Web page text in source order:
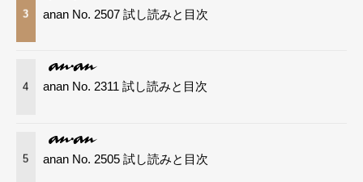
3 anan No. 2507 試し読みと目次
4 anan No. 2311 試し読みと目次
5 anan No. 2505 試し読みと目次